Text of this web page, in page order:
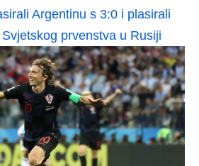
Argentinu s 3:0 i plasirali
prvenstva u Rusiji